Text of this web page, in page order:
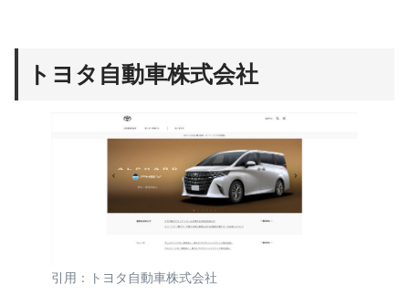
トヨタ自動車株式会社
引用：トヨタ自動車株式会社